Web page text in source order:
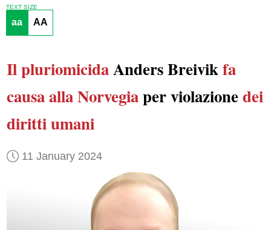
TEXT SIZE
aa AA
Il pluriomicidaAnders Breivikfa
causa alla Norvegiaper violazionedei
diritti umani
11 January 2024